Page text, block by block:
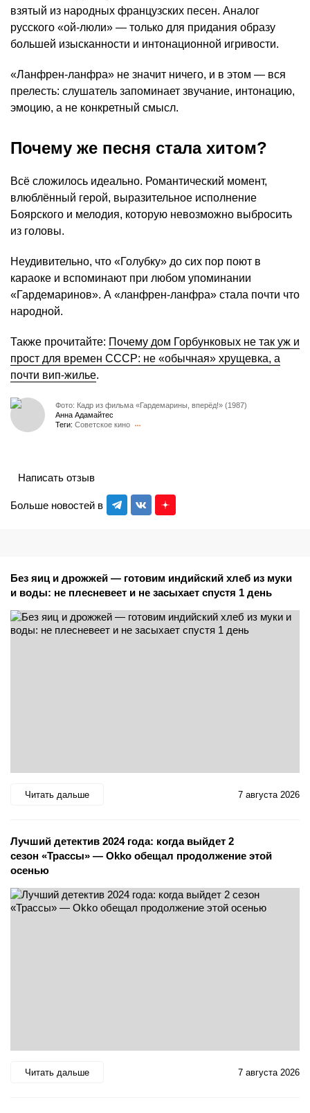
взятый из народных французских песен. Аналог
русского «ой-люли» — только для придания образу
большей изысканности и интонационной игривости.
«Ланфрен-ланфра» не значит ничего, и в этом — вся
прелесть: слушатель запоминает звучание, интонацию,
эмоцию, а не конкретный смысл.
Почему же песня стала хитом?
Всё сложилось идеально. Романтический момент,
влюблённый герой, выразительное исполнение
Боярского и мелодия, которую невозможно выбросить
из головы.
Неудивительно, что «Голубку» до сих пор поют в
караоке и вспоминают при любом упоминании
«Гардемаринов». А «ланфрен-ланфра» стала почти что
народной.
Также прочитайте: Почему дом Горбунковых не так уж и
прост для времен СССР: не «обычная» хрущевка, а
почти вип-жилье.
Фото: Кадр из фильма «Гардемарины, вперёд!» (1987)
Анна Адамайтес
Теги: Советское кино
Больше новостей в
Написать отзыв
Без яиц и дрожжей — готовим индийский хлеб из муки
и воды: не плесневеет и не засыхает спустя 1 день
Читать дальше 7 августа 2026
Лучший детектив 2024 года: когда выйдет 2
сезон «Трассы» — Okko обещал продолжение этой
осенью
Читать дальше 7 августа 2026